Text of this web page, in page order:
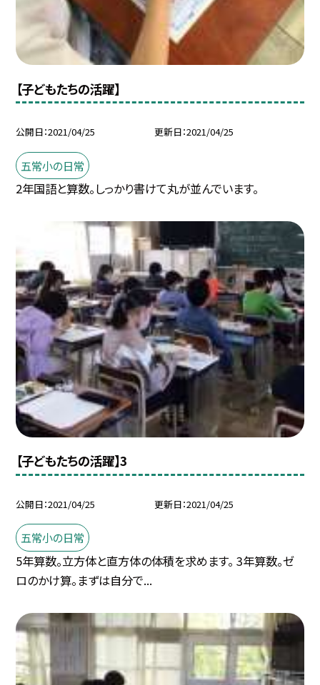
【子どもたちの活躍】
公開日 2021/04/25 更新日 2021/04/25
五常小の日常
2年国語と算数。しっかり書けて丸が並んでいます。
【子どもたちの活躍】3
公開日 2021/04/25 更新日 2021/04/25
五常小の日常
5年算数。立方体と直方体の体積を求めます。 3年算数。ゼ
ロのかけ算。まずは自分で...